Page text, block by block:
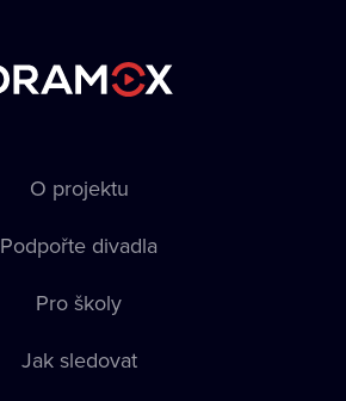
O projektu
Podpořte divadla
Pro školy
Jak sledovat